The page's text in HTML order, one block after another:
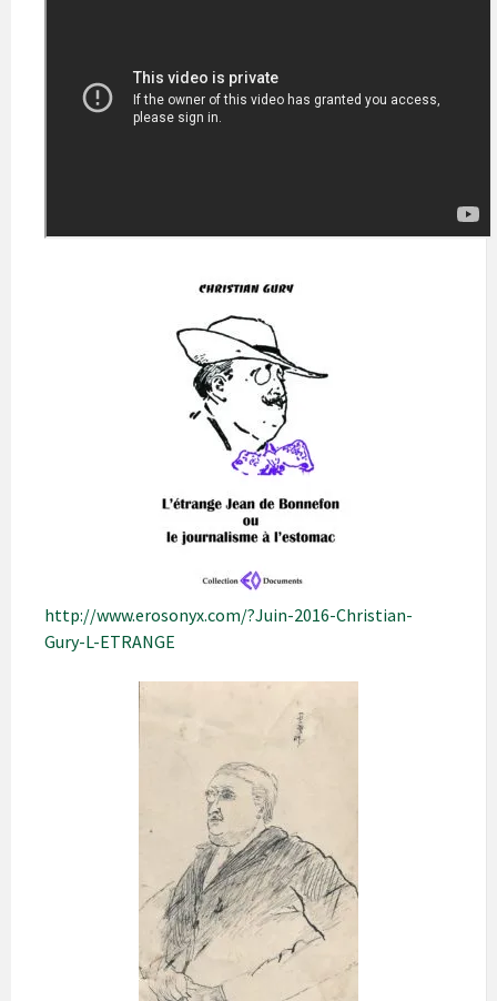
http://www.erosonyx.com/?Juin-2016-Christian-
Gury-L-ETRANGE